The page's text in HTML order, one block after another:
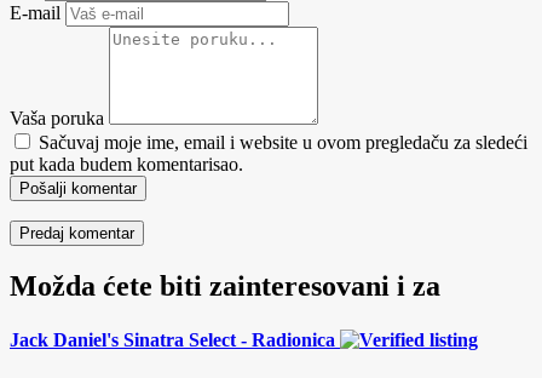
E-mail
Vaša poruka
Sačuvaj moje ime, email i website u ovom pregledaču za sledeći
put kada budem komentarisao.
Pošalji komentar
Možda ćete biti zainteresovani i za
Jack Daniel's Sinatra Select - Radionica